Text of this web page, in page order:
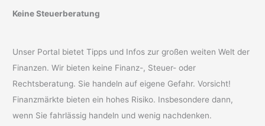
Keine Steuerberatung
Unser Portal bietet Tipps und Infos zur großen weiten Welt der
Finanzen. Wir bieten keine Finanz-, Steuer- oder
Rechtsberatung. Sie handeln auf eigene Gefahr. Vorsicht!
Finanzmärkte bieten ein hohes Risiko. Insbesondere dann,
wenn Sie fahrlässig handeln und wenig nachdenken.